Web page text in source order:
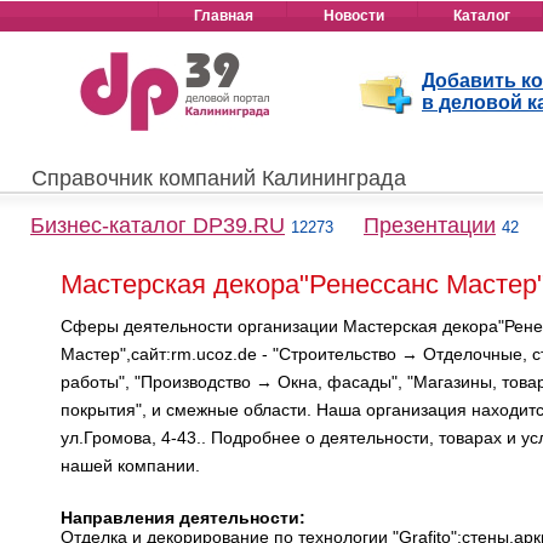
Главная Новости Каталог
Добавить
в деловой
Справочник компаний Калининграда
Бизнес-каталог DP39.RU 12273 Презентации 42
Мастерская декора"Ренессанс
Сферы деятельности организации Мастерская
Мастер",сайт:rm.ucoz.de - "Строительство → Отделочные,
работы", "Производство → Окна, фасады", "Магазины,
покрытия", и смежные области. Наша организация
ул.Громова, 4-43.. Подробнее о деятельности, товарах и
нашей компании.
Направления деятельности:
Отделка и декорирование по технологии